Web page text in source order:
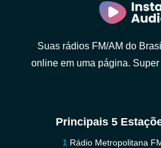
Suas rádios FM/AM do
online em uma página.
Principais 5
Rádio Metropolitana